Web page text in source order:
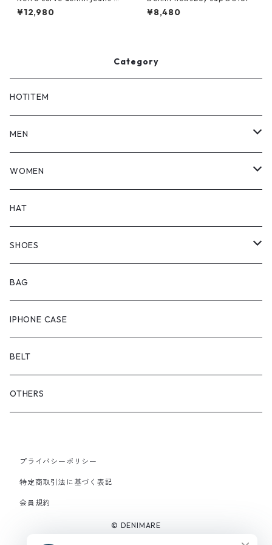
0182
¥12,980 ¥8,480
Category
HOTITEM
MEN
TOPS
BOTTOMS
OUTER
WOMEN
TOPS
BOTTOMS
ONEPIECE
OUTER
HAT
SHOES
ブーツ
スニーカー
サンダル
BAG
IPHONE CASE
BELT
OTHERS
プライバシーポリシー
特定商取引法に基づく表記
会員規約
© DENIMARE